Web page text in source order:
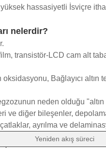
hassasiyetli İsviçre
nelerdir?
transistör-LCD cam alt
Bağlayıcı
neden olduğu
ve diğer bileşenler,
ayrılma ve
Yeniden akış süreci